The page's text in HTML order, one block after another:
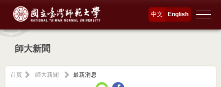
English
中文
師大新聞
首頁 師大新聞 最新消息